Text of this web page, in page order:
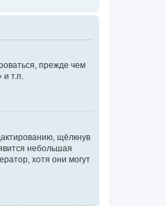
прежде чем
и т.п.
щёлкнув
небольшая
хотя они могут